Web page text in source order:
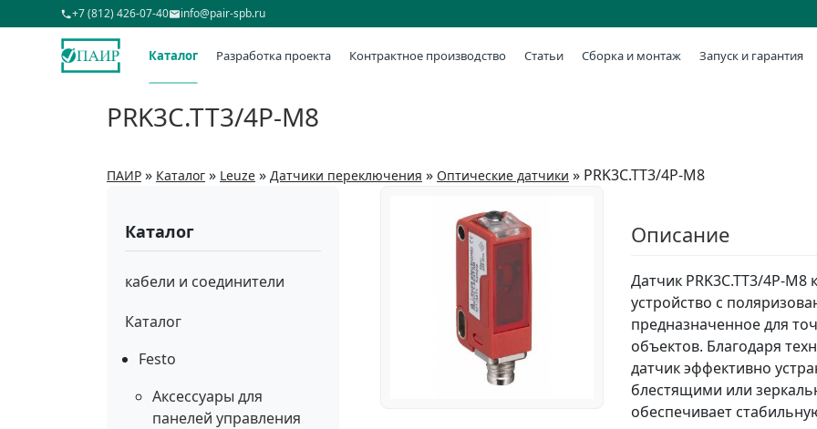
+7 (812) 426-07-40 info@pair-spb.ru
Каталог Разработка проекта Контрактное производство Статьи Сборка и монтаж Запуск и гарантия
PRK3C.TT3/4P-M8
ПАИР » Каталог » Leuze » Датчики переключения » Оптические датчики » PRK3C.TT3/4P-M8
Каталог
кабели и соединители
Каталог
Festo
Аксессуары для
панелей управления
Описание
Датчик PRK3C.TT3/4P-
устройство с
предназначенное для
объектов. Благодаря
датчик эффективно
блестящими или
обеспечивает